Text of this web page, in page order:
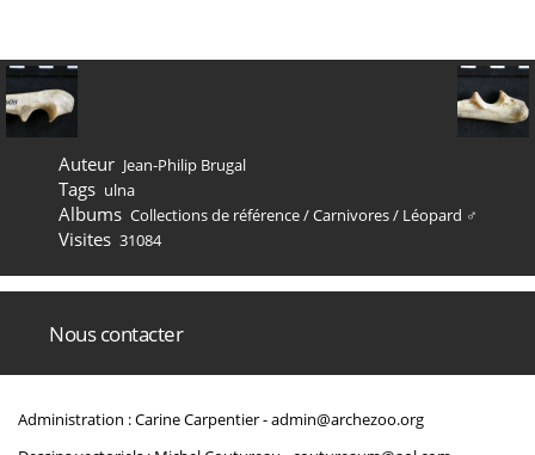
Auteur Jean-Philip Brugal
Tags ulna
Albums Collections de référence/Carnivores/ Léopard ♂
Visites 31084
Nous contacter
Administration : Carine Carpentier -admin@archezoo.org